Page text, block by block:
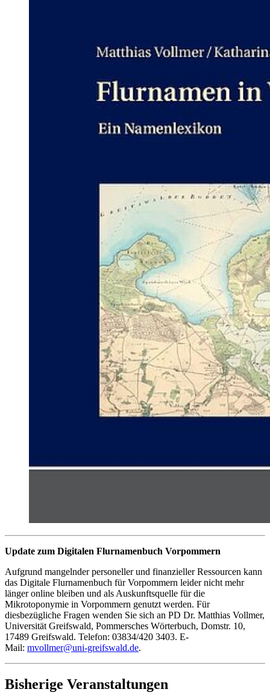
Update zum Digitalen Flurnamenbuch Vorpommern
Aufgrund mangelnder personeller und finanzieller Ressourcen kann
das Digitale Flurnamenbuch für Vorpommern leider nicht mehr
länger online bleiben und als Auskunftsquelle für die
Mikrotoponymie in Vorpommern genutzt werden. Für
diesbezügliche Fragen wenden Sie sich an PD Dr. Matthias Vollmer,
Universität Greifswald, Pommersches Wörterbuch, Domstr. 10,
17489 Greifswald. Telefon: 03834/420 3403. E-
Mail: mvollmer@uni-greifswald.de.
Bisherige Veranstaltungen